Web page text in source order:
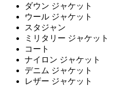
ダウン ジャケット
ウール ジャケット
スタジャン
ミリタリー ジャケット
コート
ナイロン ジャケット
デニム ジャケット
レザー ジャケット